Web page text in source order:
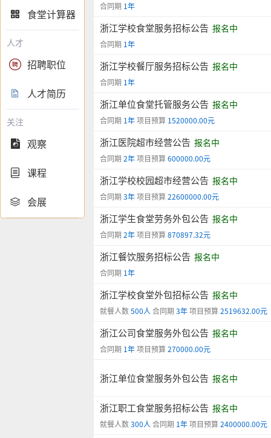
 食堂计算器
人才
 招聘职位
 人才简历
关注
 观察
 课程
 会展
合同期 1年
浙江学校食堂服务招标公告 报名中
合同期 1年
浙江学校餐厅服务招标公告 报名中
合同期 1年
浙江单位食堂托管服务公告 报名中
合同期 1年项目预算 1520000.00元
浙江医院超市经营公告 报名中
合同期 2年项目预算600000.00元
浙江学校校园超市经营公告 报名中
合同期 3年项目预算22600000.00元
浙江学生食堂劳务外包公告 报名中
合同期 2年项目预算870897.32元
浙江餐饮服务招标公告 报名中
合同期 1年
浙江学校食堂外包招标公告 报名中
就餐人数500人 合同期 3年项目预算2519632.00元
浙江公司食堂服务外包公告 报名中
合同期 1年项目预算270000.00元
浙江单位食堂服务外包公告 报名中
浙江职工食堂服务招标公告 报名中
就餐人数300人 合同期 1年项目预算2400000.00元